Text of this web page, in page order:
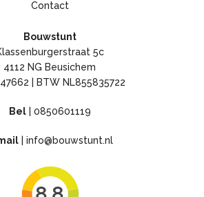
Contact
Bouwstunt
5c
4112 NG Beusichem
| BTW NL855835722
Bel| 0850601119
info@bouwstunt.nl